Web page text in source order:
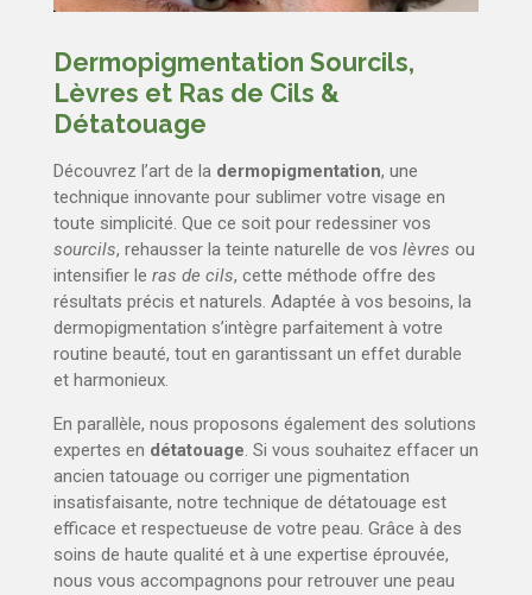
Dermopigmentation Sourcils,
Lèvres et Ras de Cils &
Détatouage
Découvrez l’art de la dermopigmentation, une
technique innovante pour sublimer votre visage en
toute simplicité. Que ce soit pour redessiner vos
sourcils, rehausser la teinte naturelle de vos lèvres ou
intensifier le ras de cils, cette méthode offre des
résultats précis et naturels. Adaptée à vos besoins, la
dermopigmentation s’intègre parfaitement à votre
routine beauté, tout en garantissant un effet durable
et harmonieux.
En parallèle, nous proposons également des solutions
expertes en détatouage. Si vous souhaitez effacer un
ancien tatouage ou corriger une pigmentation
insatisfaisante, notre technique de détatouage est
efficace et respectueuse de votre peau. Grâce à des
soins de haute qualité et à une expertise éprouvée,
nous vous accompagnons pour retrouver une peau